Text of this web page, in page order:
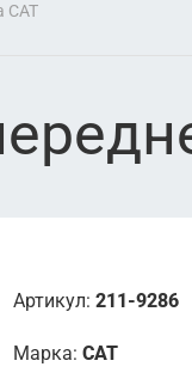
CAT
Артикул: 211-9286
Марка: CAT